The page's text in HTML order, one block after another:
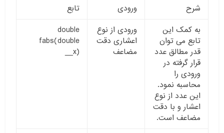
شرح ورودی
تابع
به کمک این
تابع می توان
قدر مطالق عدد
قرار گرفته در
ورودی را
محاسبه نمود.
این عدد از نوع
اعشار و با دقت
مضاعف است.
ورودی از نوع
اعشاری دقت
مضاعف
double
fabs(double
__x)